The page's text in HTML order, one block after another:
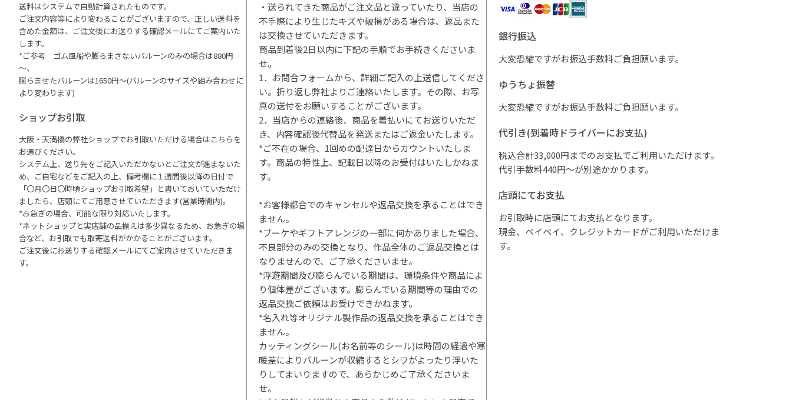
送料はシステムで自動計算されたものです。
ご注文内容等により変わることがございますので、正しい送料を
含めた金額は、ご注文後にお送りする確認メールにてご案内いた
します。
*ご参考 ゴム風船や膨らまさないバルーンのみの場合は880円
～、
膨らませたバルーンは1650円～(バルーンのサイズや組み合わせに
より変わります)
ショップお引取
大阪・天満橋の弊社ショップでお引取いただける場合はこちらを
お選びください。
システム上、送り先をご記入いただかないとご注文が進まないた
め、ご自宅などをご記入の上、備考欄に１週間後以降の日付で
「〇月〇日〇時頃ショップお引取希望」と書いておいていただけ
ましたら、店頭にてご用意させていただきます(営業時間内)。
*お急ぎの場合、可能な限り対応いたします。
*ネットショップと実店舗の品揃えは多少異なるため、お急ぎの場
合など、お引取でも取寄送料がかかることがございます。
ご注文後にお送りする確認メールにてご案内させていただきま
す。
・送られてきた商品がご注文品と違っていたり、当店の
不手際により生じたキズや破損がある場合は、返品また
は交換させていただきます。
商品到着後2日以内に下記の手順でお手続きくださいま
せ。
1．お問合フォームから、詳細ご記入の上送信してくださ
い。折り返し弊社よりご連絡いたします。その際、お写
真の送付をお願いすることがございます。
2．当店からの連絡後、商品を着払いにてお送りいただ
き、内容確認後代替品を発送またはご返金いたします。
*ご不在の場合、1回めの配達日からカウントいたしま
す。商品の特性上、記載日以降のお受付はいたしかねま
す。
*お客様都合でのキャンセルや返品交換を承ることはでき
ません。
*ブーケやギフトアレンジの一部に何かありました場合、
不良部分のみの交換となり、作品全体のご返品交換とは
なりませんので、ご了承くださいませ。
*浮遊期間及び膨らんでいる期間は、環境条件や商品によ
り個体差がございます。膨らんでいる期間等の理由での
返品交換ご依頼はお受けできかねます。
*名入れ等オリジナル製作品の返品交換を承ることはでき
ません。
カッティングシール(お名前等のシール)は時間の経過や寒
暖差によりバルーンが収縮するとシワがよったり浮いた
りしてまいりますので、あらかじめご了承くださいま
せ。
銀行振込
大変恐縮ですがお振込手数料ご負担願います。
ゆうちょ振替
大変恐縮ですがお振込手数料ご負担願います。
代引き(到着時ドライバーにお支払)
税込合計33,000円までのお支払でご利用いただけます。
代引手数料440円～が別途かかります。
店頭にてお支払
お引取時に店頭にてお支払となります。
現金、ペイペイ、クレジットカードがご利用いただけま
す。